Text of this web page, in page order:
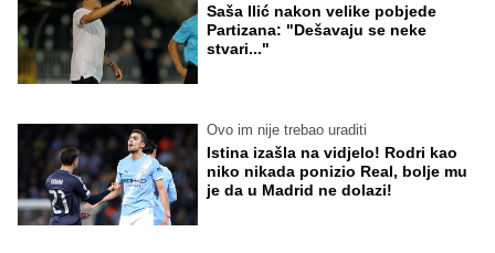
Saša Ilić nakon velike pobjede
Partizana: "Dešavaju se neke
stvari..."
Ovo im nije trebao uraditi
Istina izašla na vidjelo! Rodri kao
niko nikada ponizio Real, bolje mu
je da u Madrid ne dolazi!